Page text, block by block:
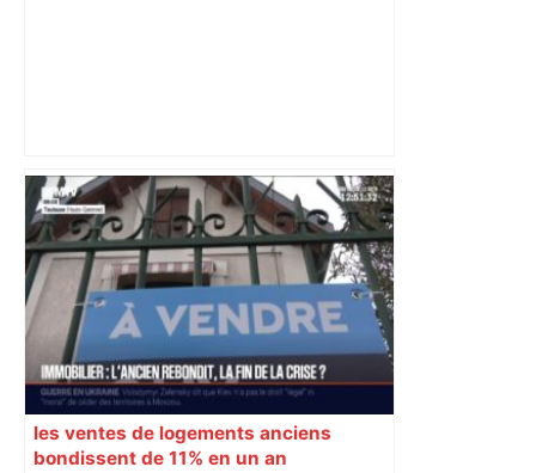
Top 14: comment Perpignan a une
nouvelle fois fait tomber Toulouse? –
RMC Sport
les ventes de logements anciens
bondissent de 11% en un an